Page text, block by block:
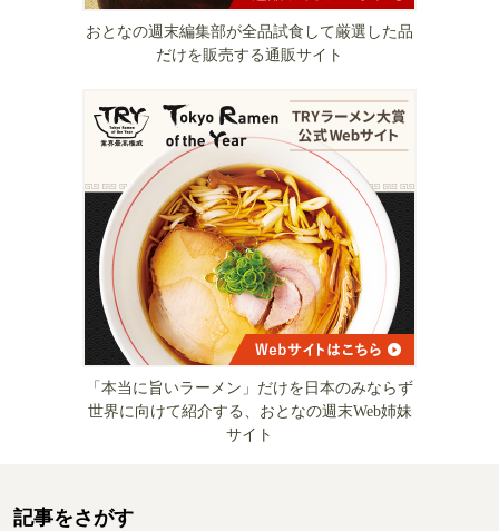
おとなの週末編集部が全品試食して厳選した品
だけを販売する通販サイト
「本当に旨いラーメン」だけを日本のみならず
世界に向けて紹介する、おとなの週末Web姉妹
サイト
記事をさがす